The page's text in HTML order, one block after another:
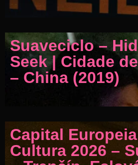
Suaveciclo –
Seek | Cidade
– China (2019)
Capital
Cultura 2026 –